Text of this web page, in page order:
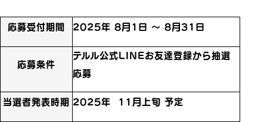
応募受付期間 2025年 8月1日 〜 8月31日
応募条件
テルル公式LINEお友達登録から抽選
応募
当選者発表時期 2025年 11月上旬 予定